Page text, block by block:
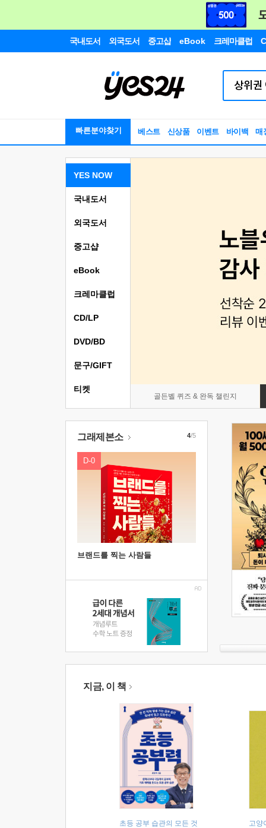
국내도서 외국도서 중고샵 eBook 크레마클럽
빠른분야찾기 베스트 신상품 이벤트 바이백 매
YES NOW
골든벨 퀴즈 & 완독 챌린지
국내도서
외국도서
중고샵
eBook
크레마클럽
CD/LP
DVD/BD
문구/GIFT
티켓
그래제본소
D-0
브랜드를 찍는 사람들
4/5
지금, 이 책
초등 공부 습관의 모든 것 고양